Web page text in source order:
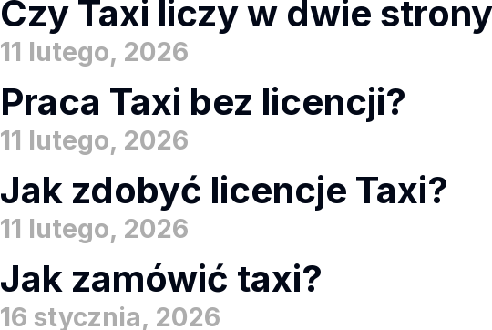
Czy Taxi liczy w dwie
11 lutego, 2026
Praca Taxi bez licencji?
11 lutego, 2026
Jak zdobyć licencje Taxi?
11 lutego, 2026
Jak zamówić taxi?
16 stycznia, 2026